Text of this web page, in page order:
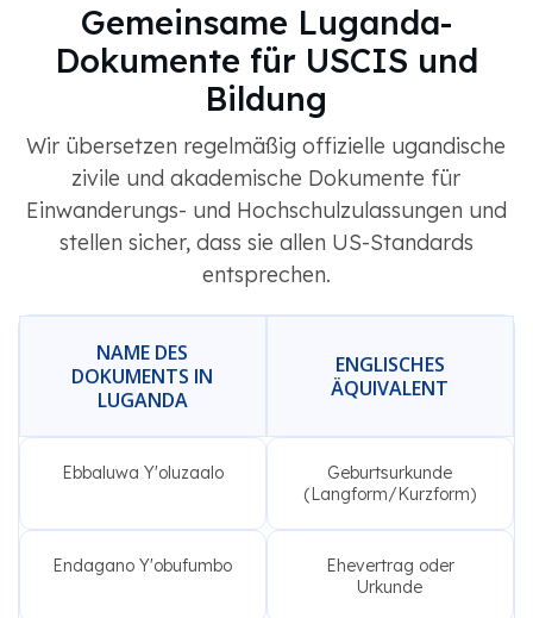
Gemeinsame Luganda-
Dokumente für USCIS und
Bildung
Wir übersetzen regelmäßig offizielle ugandische
zivile und akademische Dokumente für
Einwanderungs- und Hochschulzulassungen und
stellen sicher, dass sie allen US-Standards
entsprechen.
NAME DES
DOKUMENTS IN
LUGANDA
ENGLISCHES
ÄQUIVALENT
Ebbaluwa Y'oluzaalo
Geburtsurkunde
(Langform/Kurzform)
Endagano Y'obufumbo
Ehevertrag oder
Urkunde